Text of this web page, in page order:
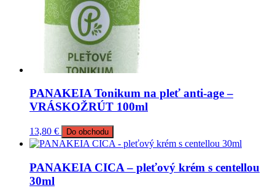
PANAKEIA Tonikum na pleť anti-age –
VRÁSKOŽRÚT 100ml
13,80 € Do obchodu
PANAKEIA CICA – pleťový krém s centellou
30ml